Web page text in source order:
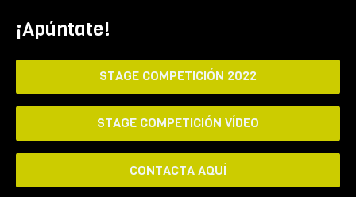
¡Apúntate!
STAGE COMPETICIÓN 2022
STAGE COMPETICIÓN VÍDEO
CONTACTA AQUÍ